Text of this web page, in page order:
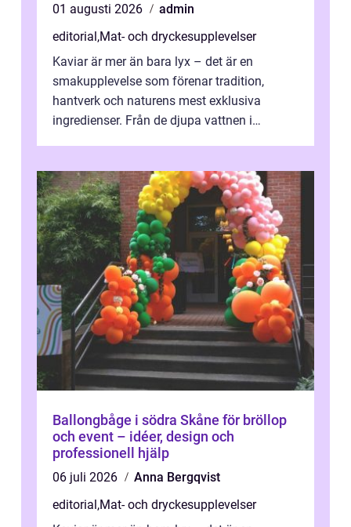
01 augusti 2026
admin
editorial,Mat- och dryckesupplevelser
Kaviar är mer än bara lyx – det är en
smakupplevelse som förenar tradition,
hantverk och naturens mest exklusiva
ingredienser. Från de djupa vattnen i
Ballongbåge i södra Skåne för bröllop
och event – idéer, design och
professionell hjälp
06 juli 2026
Anna Bergqvist
editorial,Mat- och dryckesupplevelser